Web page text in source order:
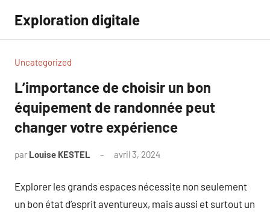
contenu
Exploration digitale
Uncategorized
L’importance de choisir un bon
équipement de randonnée peut
changer votre expérience
par Louise KESTEL avril 3, 2024
Explorer les grands espaces nécessite non seulement
un bon état d’esprit aventureux, mais aussi et surtout un